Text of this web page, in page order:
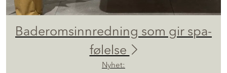
Baderomsinnredning som gir spa-
følelse
Nyhet: